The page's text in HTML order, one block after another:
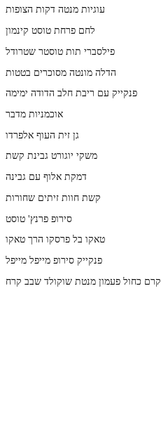
עוגיות מנטה דקות הצופות
לחם פרחת טוסט קינמון
פילסברי תות טוסטר שטרודל
הדלה מונטה מסוכרים בטטות
פנקייק עם ריבת חלב הדודה ימימה
אוכמניות מדבר
גן זית העוף אלפרדו
משקי יוגורט גבינת קשת
דמקת אלוף עם גבינה
קשת חוות זיתים שחורות
סירופ פרנץ' טוסט
טאקו בל פרסקו הרך טאקו
פנקייק סירופ מייפל מייפל
קרם כחול פעמון מנטת שוקולד שבב קרח